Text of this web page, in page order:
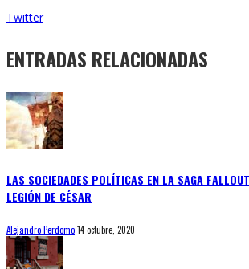
Twitter
ENTRADAS RELACIONADAS
LAS SOCIEDADES POLÍTICAS EN LA SAGA
LEGIÓN DE CÉSAR
Alejandro Perdomo14 octubre, 2020